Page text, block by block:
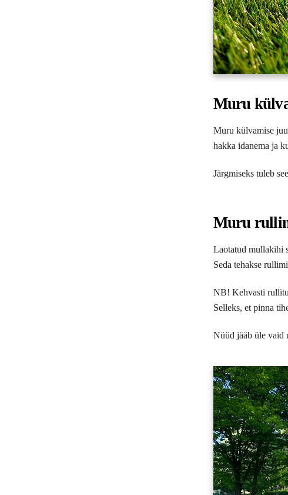
Muru
Muru külvamise
hakka idanema ja
Järgmiseks tuleb
Muru
Laotatud mullakihi
Seda tehakse
NB! Kehvasti
Selleks, et pinna
Nüüd jääb üle vaid